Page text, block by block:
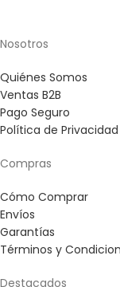
Nosotros
Quiénes Somos
Ventas B2B
Pago Seguro
Política de Privacidad
Compras
Cómo Comprar
Envíos
Garantías
Términos y
Destacados